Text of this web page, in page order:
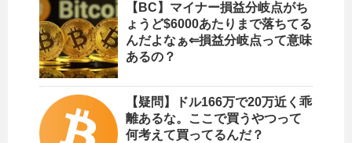
【BC】マイナー損益分岐点がち
ょうど$6000あたりまで落ちてる
んだよなぁ⇐損益分岐点って意味
あるの？
【疑問】ドル166万で20万近く乖
離あるな。ここで買うやつって
何考えて買ってるんだ？